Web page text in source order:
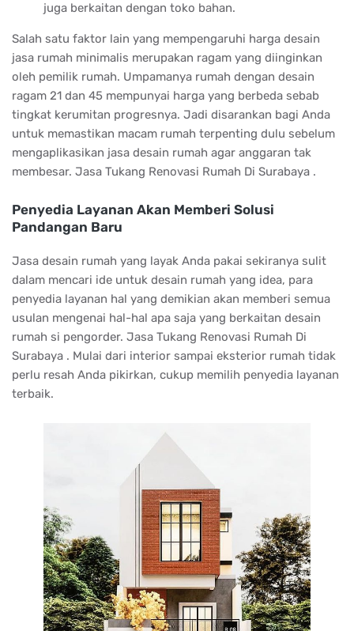
juga berkaitan dengan toko bahan.
Salah satu faktor lain yang mempengaruhi harga desain
jasa rumah minimalis merupakan ragam yang diinginkan
oleh pemilik rumah. Umpamanya rumah dengan desain
ragam 21 dan 45 mempunyai harga yang berbeda sebab
tingkat kerumitan progresnya. Jadi disarankan bagi Anda
untuk memastikan macam rumah terpenting dulu sebelum
mengaplikasikan jasa desain rumah agar anggaran tak
membesar. Jasa Tukang Renovasi Rumah Di Surabaya .
Penyedia Layanan Akan Memberi Solusi
Pandangan Baru
Jasa desain rumah yang layak Anda pakai sekiranya sulit
dalam mencari ide untuk desain rumah yang idea, para
penyedia layanan hal yang demikian akan memberi semua
usulan mengenai hal-hal apa saja yang berkaitan desain
rumah si pengorder. Jasa Tukang Renovasi Rumah Di
Surabaya . Mulai dari interior sampai eksterior rumah tidak
perlu resah Anda pikirkan, cukup memilih penyedia layanan
terbaik.